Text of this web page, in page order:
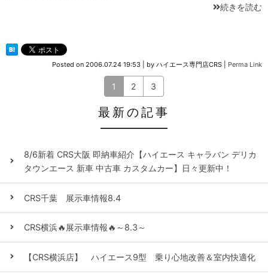
続きを読む
Posted on 2006.07.24 19:53 by ハイエース専門店CRS Perma Link
1 2 3
最新の記事
8/6新着 CRS大阪 即納車紹介【ハイエース キャラバン デリカ
タウンエース 新車 中古車 カスタムカー】日々更新中！
CRS千葉 展示車情報8.4
CRS横浜🔥展示車情報🔥～8.3～
【CRS横浜店】 ハイエース9型 乗り心地改善＆室内快適化